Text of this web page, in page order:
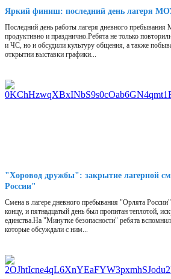
Яркий финиш: последний день лагеря
Последний день работы лагеря дневного
продуктивно и празднично.Ребята не только
и ЧС, но и обсудили культуру общения, а также
открытии выставки графики...
"Хоровод дружбы": закрытие лагерной
России"
Смена в лагере дневного пребывания "Орлята
концу, и пятнадцатый день был пропитан теплотой,
единства.На "Минутке безопасности" ребята
которые обсуждали с ним...